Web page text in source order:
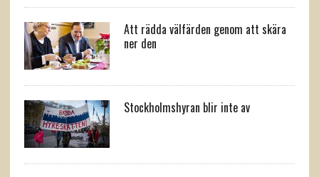
Att rädda välfärden genom att skära
ner den
Stockholmshyran blir inte av